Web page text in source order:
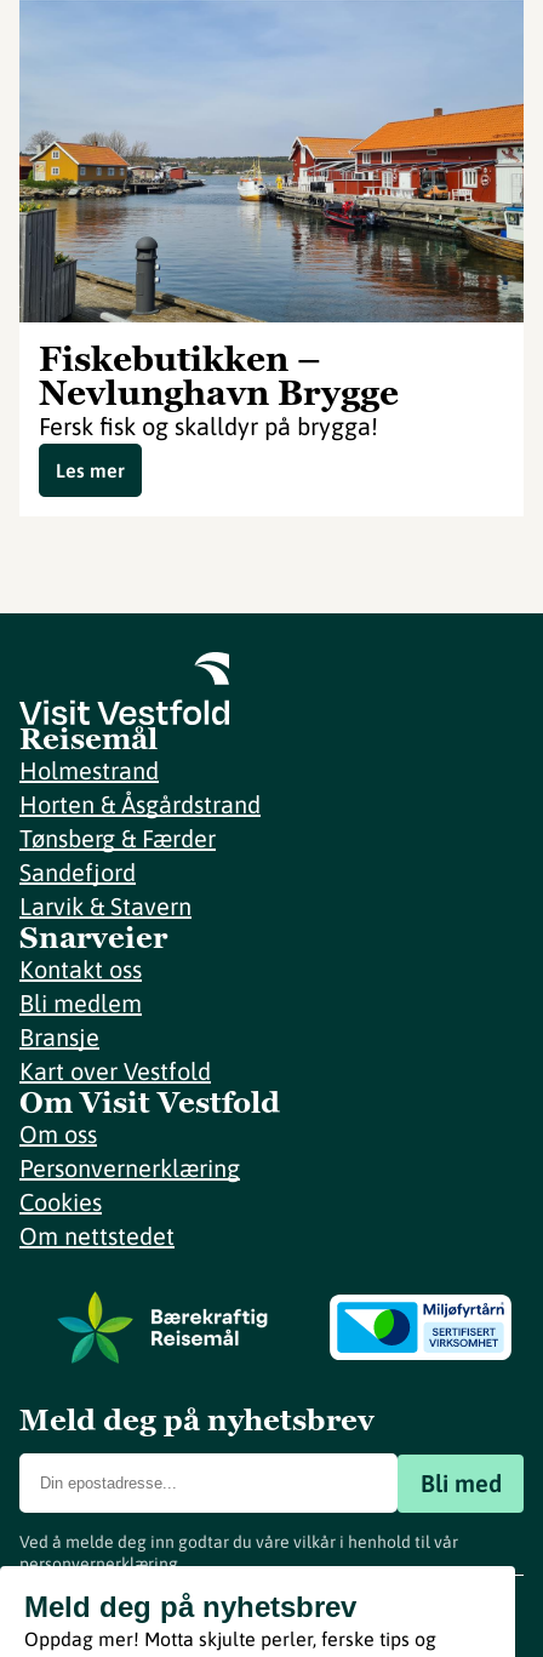
Fiskebutikken –
Nevlunghavn Brygge
Fersk fisk og skalldyr på brygga!
Les mer
Reisemål
Holmestrand
Horten & Åsgårdstrand
Tønsberg & Færder
Sandefjord
Larvik & Stavern
Snarveier
Kontakt oss
Bli medlem
Bransje
Kart over Vestfold
Om Visit Vestfold
Om oss
Personvernerklæring
Cookies
Om nettstedet
Meld deg på nyhetsbrev
Bli med
Ved å melde deg inn godtar du våre vilkår i henhold til vår
personvernerklæring.
Meld deg på nyhetsbrev
Oppdag mer! Motta skjulte perler, ferske tips og
www.visitvestfold.com
Turistinformasjon